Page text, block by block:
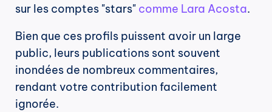
sur les comptes "stars" comme Lara Acosta.
Bien que ces profils puissent avoir un large
public, leurs publications sont souvent
inondées de nombreux commentaires,
rendant votre contribution facilement
ignorée.